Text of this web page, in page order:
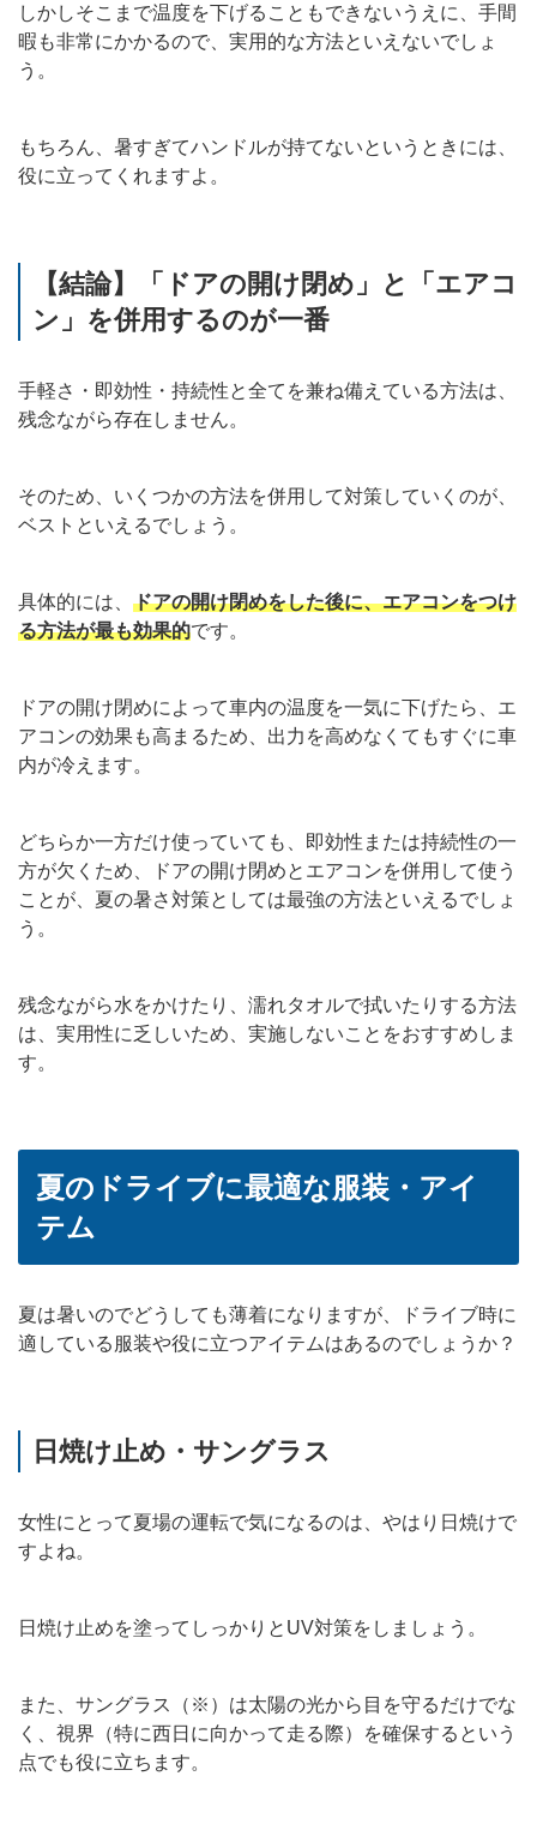
しかしそこまで温度を下げることもできないうえに、手間
暇も非常にかかるので、実用的な方法といえないでしょ
う。
もちろん、暑すぎてハンドルが持てないというときには、
役に立ってくれますよ。
【結論】「ドアの開け閉め」と「エアコ
ン」を併用するのが一番
手軽さ・即効性・持続性と全てを兼ね備えている方法は、
残念ながら存在しません。
そのため、いくつかの方法を併用して対策していくのが、
ベストといえるでしょう。
具体的には、 ドアの開け閉めをした後に、エアコンをつけ
る方法が最も効果的です。
ドアの開け閉めによって車内の温度を一気に下げたら、エ
アコンの効果も高まるため、出力を高めなくてもすぐに車
内が冷えます。
どちらか一方だけ使っていても、即効性または持続性の一
方が欠くため、ドアの開け閉めとエアコンを併用して使う
ことが、夏の暑さ対策としては最強の方法といえるでしょ
う。
残念ながら水をかけたり、濡れタオルで拭いたりする方法
は、実用性に乏しいため、実施しないことをおすすめしま
す。
夏のドライブに最適な服装・アイ
テム
夏は暑いのでどうしても薄着になりますが、ドライブ時に
適している服装や役に立つアイテムはあるのでしょうか？
日焼け止め・サングラス
女性にとって夏場の運転で気になるのは、やはり日焼けで
すよね。
日焼け止めを塗ってしっかりとUV対策をしましょう。
また、サングラス（※）は太陽の光から目を守るだけでな
く、視界（特に西日に向かって走る際）を確保するという
点でも役に立ちます。